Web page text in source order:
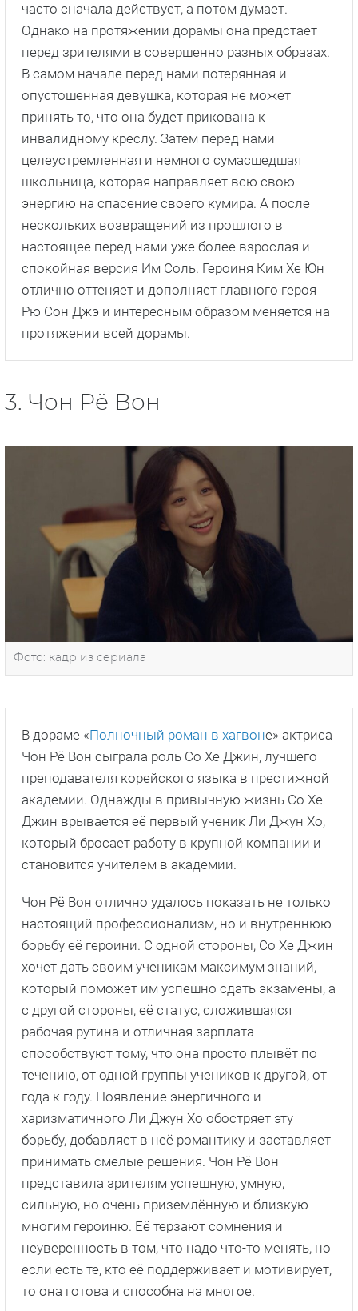
часто сначала действует, а потом думает.
Однако на протяжении дорамы она предстает
перед зрителями в совершенно разных образах.
В самом начале перед нами потерянная и
опустошенная девушка, которая не может
принять то, что она будет прикована к
инвалидному креслу. Затем перед нами
целеустремленная и немного сумасшедшая
школьница, которая направляет всю свою
энергию на спасение своего кумира. А после
нескольких возвращений из прошлого в
настоящее перед нами уже более взрослая и
спокойная версия Им Соль. Героиня Ким Хе Юн
отлично оттеняет и дополняет главного героя
Рю Сон Джэ и интересным образом меняется на
протяжении всей дорамы.
3. Чон Рё Вон
Фото: кадр из сериала
В дораме «Полночный роман в хагвоне» актриса
Чон Рё Вон сыграла роль Со Хе Джин, лучшего
преподавателя корейского языка в престижной
академии. Однажды в привычную жизнь Со Хе
Джин врывается её первый ученик Ли Джун Хо,
который бросает работу в крупной компании и
становится учителем в академии.
Чон Рё Вон отлично удалось показать не только
настоящий профессионализм, но и внутреннюю
борьбу её героини. С одной стороны, Со Хе Джин
хочет дать своим ученикам максимум знаний,
который поможет им успешно сдать экзамены, а
с другой стороны, её статус, сложившаяся
рабочая рутина и отличная зарплата
способствуют тому, что она просто плывёт по
течению, от одной группы учеников к другой, от
года к году. Появление энергичного и
харизматичного Ли Джун Хо обостряет эту
борьбу, добавляет в неё романтику и заставляет
принимать смелые решения. Чон Рё Вон
представила зрителям успешную, умную,
сильную, но очень приземлённую и близкую
многим героиню. Её терзают сомнения и
неуверенность в том, что надо что-то менять, но
если есть те, кто её поддерживает и мотивирует,
то она готова и способна на многое.